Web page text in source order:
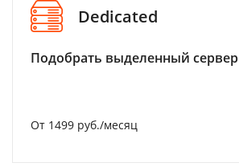
Dedicated
Подобрать выделенный сервер
От 1499 руб./месяц